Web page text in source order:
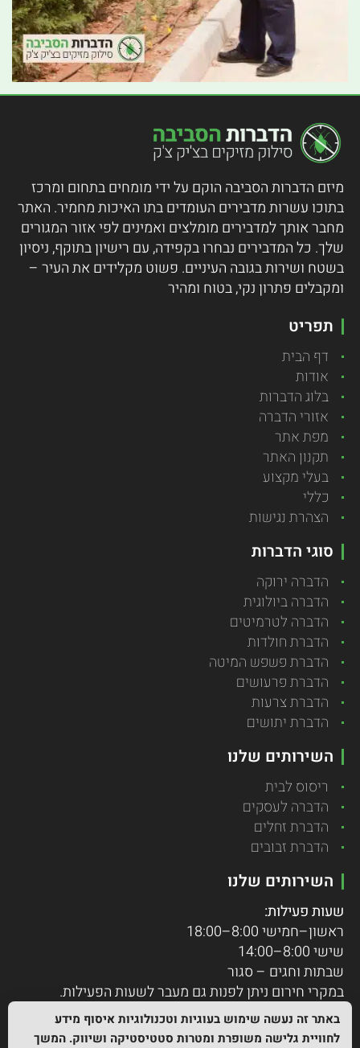
מיזם הדברות הסביבה הוקם על ידי מומחים בתחום ומרכז
בתוכו עשרות מדבירים העומדים בתו האיכות מחמיר. האתר
מחבר אותך למדבירים מומלצים ואמינים לפי אזור המגורים
שלך. כל המדבירים נבחרו בקפידה, עם רישיון בתוקף, ניסיון
בשטח ושירות בגובה העיניים. פשוט מקלידים את העיר –
ומקבלים פתרון נקי, בטוח ומהיר
תפריט
דף הבית
אודות
בלוג הדברות
אזורי הדברה
מפת אתר
תקנון האתר
בעלי מקצוע
כללי
הצהרת נגישות
סוגי הדברות
הדברה ירוקה
הדברה ביולוגית
הדברה לטרמיטים
הדברת חולדות
הדברת פשפש המיטה
הדברת פרעושים
הדברת צרעות
הדברת יתושים
השירותים שלנו
ריסוס לבית
הדברה לעסקים
הדברת זחלים
הדברת זבובים
השירותים שלנו
שעות פעילות:
ראשון–חמישי 8:00–18:00
שישי 8:00–14:00
שבתות וחגים – סגור
במקרי חירום ניתן לפנות גם מעבר לשעות הפעילות.
באתר זה נעשה שימוש בעוגיות וטכנולוגיות איסוף מידע
לחוויית גלישה משופרת ומטרות סטטיסטיקה ושיווק. המשך